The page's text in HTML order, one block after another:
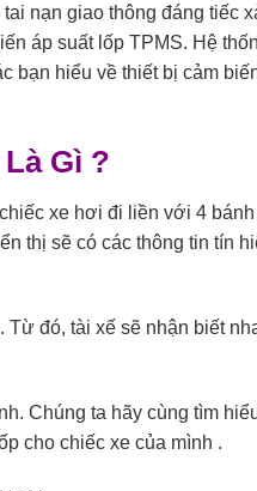
nạn giao thông đáng tiếc
áp suất lốp TPMS. Hệ
bạn hiểu về thiết bị cảm
Gì ?
xe hơi đi liền với 4
thị sẽ có các thông tin tín
Từ đó, tài xế sẽ nhận biết
Chúng ta hãy cùng tìm
cho chiếc xe của mình .